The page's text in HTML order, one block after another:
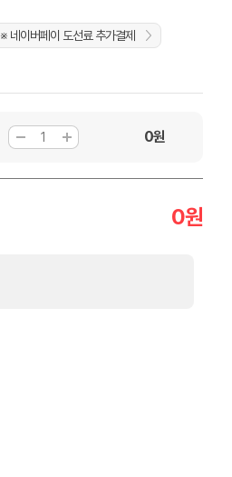
※ 네이버페이 도선료 추가결제
0원
0원